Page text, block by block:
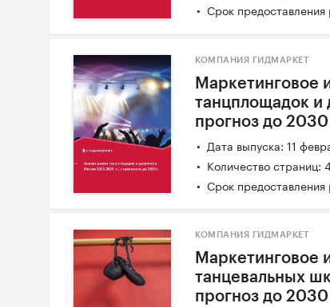
Срок
КОМПАНИЯ ГИДМАРКЕТ
Маркетинговое
танцплощадок и
прогноз до
Дата выпуска: 11
Количество страниц:
Срок
КОМПАНИЯ ГИДМАРКЕТ
Маркетинговое
танцевальных
прогноз до